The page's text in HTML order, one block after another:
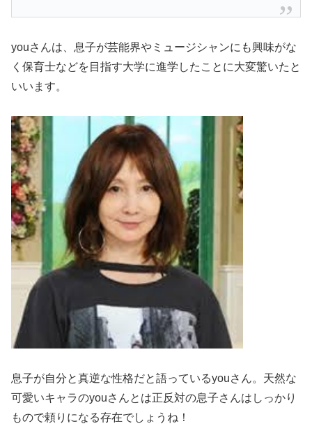
youさんは、息子が芸能界やミュージシャンにも興味がな
く保育士などを目指す大学に進学したことに大変驚いたと
いいます。
息子が自分と真逆な性格だと語っているyouさん。天然な
可愛いキャラのyouさんとは正反対の息子さんはしっかり
もので頼りになる存在でしょうね！